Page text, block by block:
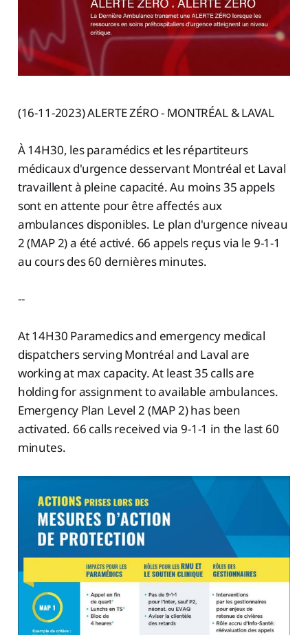
(16-11-2023) ALERTE ZÉRO - MONTRÉAL & LAVAL
À 14H30, les paramédics et les répartiteurs
médicaux d'urgence desservant Montréal et Laval
travaillent à pleine capacité. Au moins 35 appels
sont en attente pour être affectés aux
ambulances disponibles. Le plan d'urgence niveau
2 (MAP 2) a été activé. 66 appels reçus via le 9-1-1
au cours des 60 dernières minutes.
--
At 14H30 Paramedics and emergency medical
dispatchers serving Montréal and Laval are
working at max capacity. At least 35 calls are
holding for assignment to available ambulances.
Emergency Plan Level 2 (MAP 2) has been
activated. 66 calls received via 9-1-1 in the last 60
minutes.